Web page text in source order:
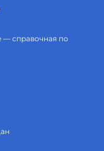
— справочная по